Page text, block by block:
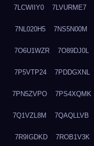
7LCWIIY0 7LVURME7
7NL020H5 7NS5N00M
7O6U1WZR 7O89DJ0L
7P5VTP24 7PDDGXNL
7PN5ZVPO 7PS4XQMK
7Q1VZL8M 7QAQLLVB
7R9IGDKD 7ROB1V3K